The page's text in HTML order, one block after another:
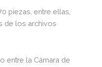
piezas, entre ellas,
de los archivos
entre la Cámara de